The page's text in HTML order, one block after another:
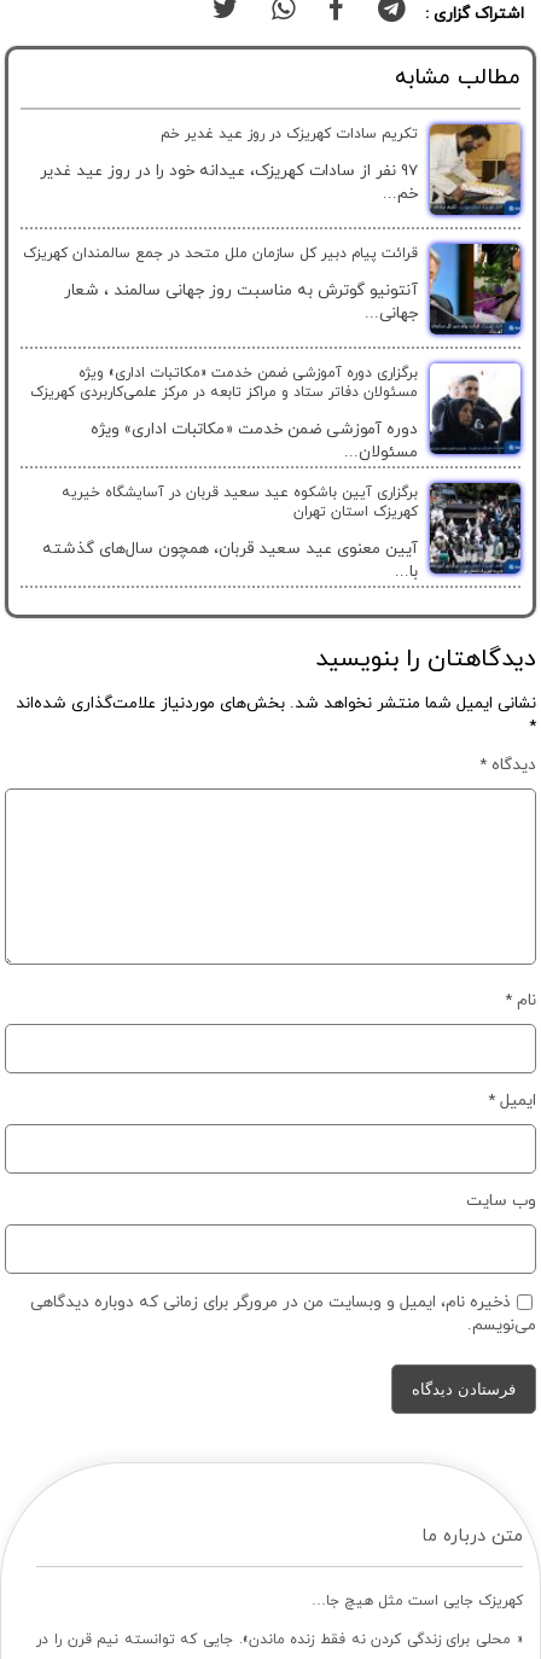
اشتراک گزاری :
مطالب مشابه
تکریم سادات کهریزک در روز عید غدیر خم
97 نفر از سادات کهریزک، عیدانه خود را در روز عید غدیر
خم...
قرائت پیام دبیر کل سازمان ملل متحد در جمع سالمندان کهریزک
آنتونیو گوترش به مناسبت روز جهانی سالمند ، شعار
جهانی...
برگزاری دوره آموزشی ضمن خدمت «مکاتبات اداری» ویژه
مسئولان دفاتر ستاد و مراکز تابعه در مرکز علمی‌کاربردی کهریزک
دوره آموزشی ضمن خدمت «مکاتبات اداری» ویژه
مسئولان...
برگزاری آیین باشکوه عید سعید قربان در آسایشگاه خیریه
کهریزک استان تهران
آیین معنوی عید سعید قربان، همچون سال‌های گذشته
با...
دیدگاهتان را بنویسید
نشانی ایمیل شما منتشر نخواهد شد. بخش‌های موردنیاز علامت‌گذاری شده‌اند
*
دیدگاه*
نام*
ایمیل*
وب‌ سایت
ذخیره نام، ایمیل و وبسایت من در مرورگر برای زمانی که دوباره دیدگاهی
می‌نویسم.
متن درباره ما
کهریزک جایی است مثل هیچ جا…
« محلی برای زندگی کردن نه فقط زنده ماندن». جایی که توانسته نیم قرن را در